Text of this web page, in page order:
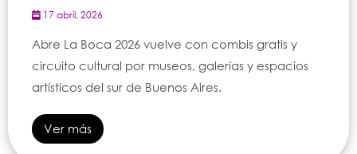
17 abril, 2026
Abre La Boca 2026 vuelve con combis gratis y
circuito cultural por museos, galerías y espacios
artísticos del sur de Buenos Aires.
Ver más